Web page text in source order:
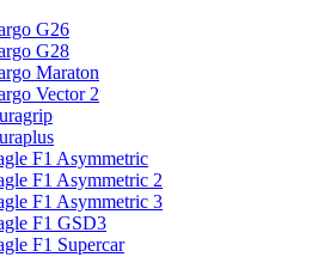
G26
G28
Maraton
Vector 2
F1 Asymmetric
F1 Asymmetric 2
F1 Asymmetric 3
F1 GSD3
F1 Supercar